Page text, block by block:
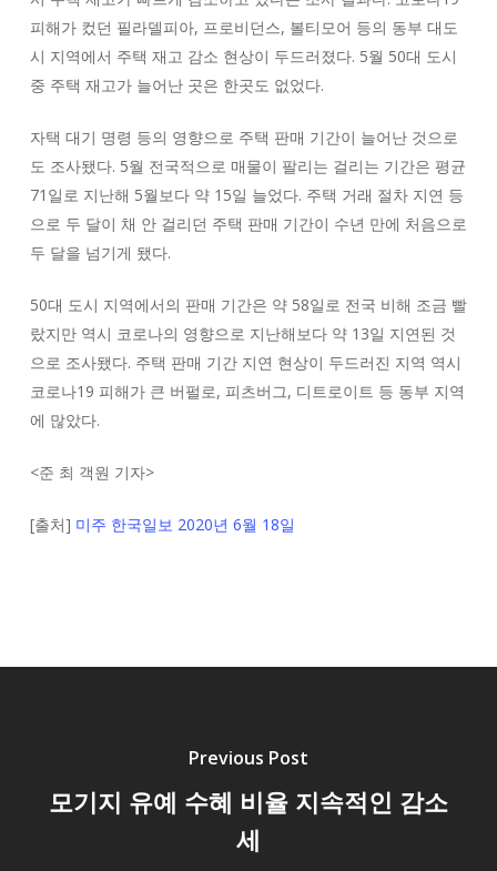
피해가 컸던 필라델피아, 프로비던스, 볼티모어 등의 동부 대도
시 지역에서 주택 재고 감소 현상이 두드러졌다. 5월 50대 도시
중 주택 재고가 늘어난 곳은 한곳도 없었다.
자택 대기 명령 등의 영향으로 주택 판매 기간이 늘어난 것으로
도 조사됐다. 5월 전국적으로 매물이 팔리는 걸리는 기간은 평균
71일로 지난해 5월보다 약 15일 늘었다. 주택 거래 절차 지연 등
으로 두 달이 채 안 걸리던 주택 판매 기간이 수년 만에 처음으로
두 달을 넘기게 됐다.
50대 도시 지역에서의 판매 기간은 약 58일로 전국 비해 조금 빨
랐지만 역시 코로나의 영향으로 지난해보다 약 13일 지연된 것
으로 조사됐다. 주택 판매 기간 지연 현상이 두드러진 지역 역시
코로나19 피해가 큰 버펄로, 피츠버그, 디트로이트 등 동부 지역
에 많았다.
<준 최 객원 기자>
[출처] 미주 한국일보 2020년 6월 18일
Previous Post
모기지 유예 수혜 비율 지속적인 감소
세